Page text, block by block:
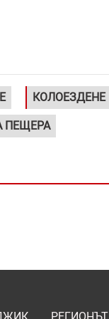
КОЛОЕЗДЕНЕ
ПЕЩЕРА